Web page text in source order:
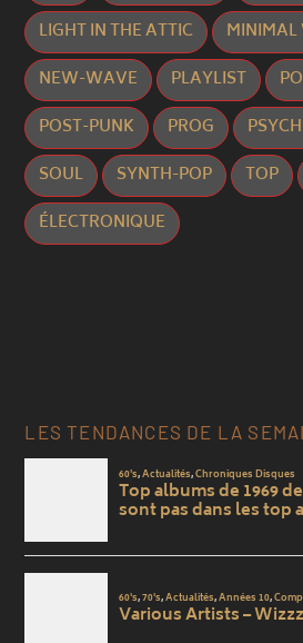
LIGHT IN THE ATTIC
NEW-WAVE
PLAYLIST
POST-PUNK
PROG
SOUL
SYNTH-POP TOP
ÉLECTRONIQUE
LES TENDANCES DE LA